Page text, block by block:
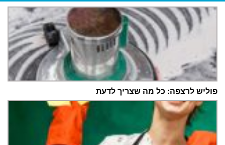
פוליש לרצפה: כל מה שצריך לדעת